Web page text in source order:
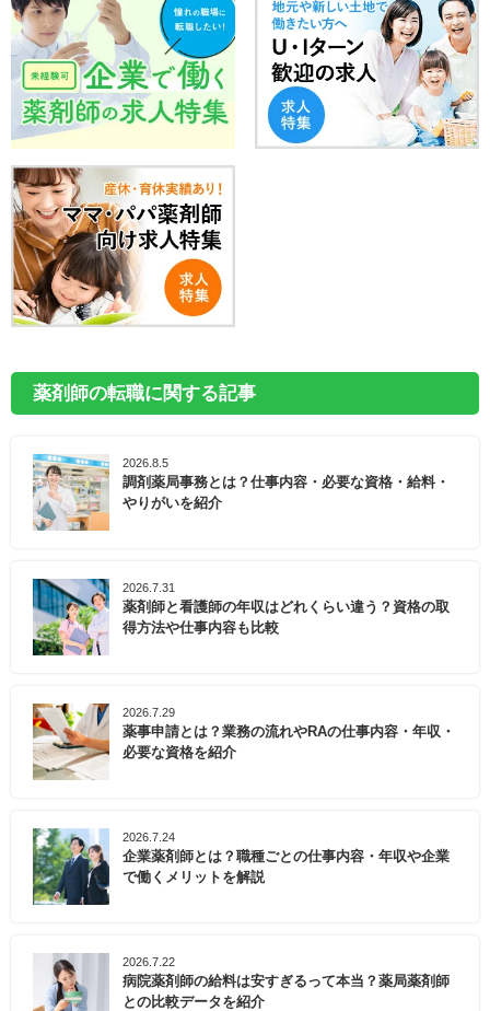
薬剤師の転職に関する記事
2026.8.5
調剤薬局事務とは？仕事内容・必要な資格・給料・
やりがいを紹介
2026.7.31
薬剤師と看護師の年収はどれくらい違う？資格の取
得方法や仕事内容も比較
2026.7.29
薬事申請とは？業務の流れやRAの仕事内容・年収・
必要な資格を紹介
2026.7.24
企業薬剤師とは？職種ごとの仕事内容・年収や企業
で働くメリットを解説
2026.7.22
病院薬剤師の給料は安すぎるって本当？薬局薬剤師
との比較データを紹介